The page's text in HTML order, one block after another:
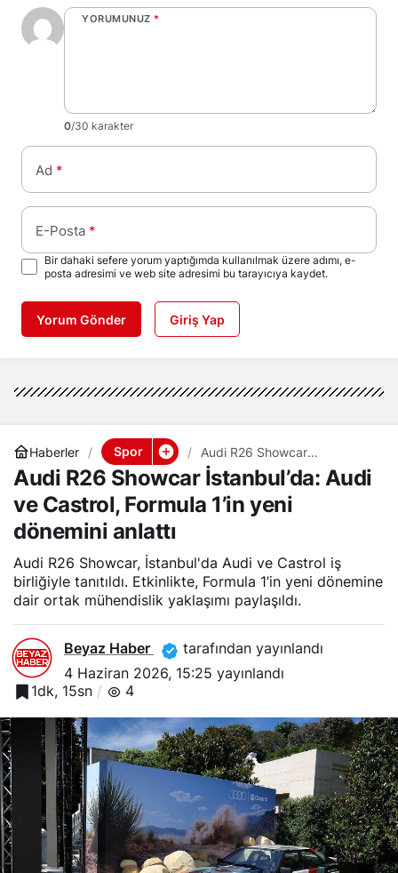
YORUMUNUZ *
0/30 karakter
Ad *
E-Posta *
Bir dahaki sefere yorum yaptığımda kullanılmak üzere adımı, e-
posta adresimi ve web site adresimi bu tarayıcıya kaydet.
Yorum Gönder Giriş Yap
Haberler Spor
Audi R26 Showcar
İstanbul’da: Audi ve Castrol,
Formula 1’in yeni dönemini
anlattı
Audi R26 Showcar İstanbul’da: Audi
ve Castrol, Formula 1’in yeni
dönemini anlattı
Audi R26 Showcar, İstanbul'da Audi ve Castrol iş
birliğiyle tanıtıldı. Etkinlikte, Formula 1’in yeni dönemine
dair ortak mühendislik yaklaşımı paylaşıldı.
Beyaz Haber
tarafından yayınlandı
4 Haziran 2026, 15:25 yayınlandı
1dk, 15sn
4